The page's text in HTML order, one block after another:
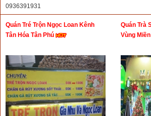
0936391931
Quán Tré Trộn Ngọc Loan Kênh
Tân Hóa Tân Phú
Quán Trà
Vùng Miền